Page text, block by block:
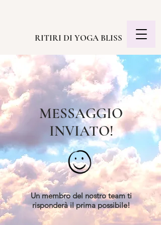
RITIRI DI YOGA BLISS
MESSAGGIO
INVIATO!
Un membro del nostro team ti
risponderà il prima possibile!